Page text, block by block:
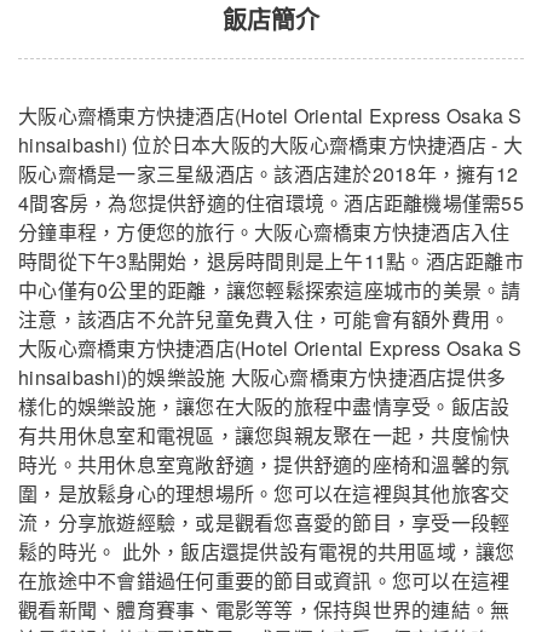
飯店簡介
大阪心齋橋東方快捷酒店(Hotel Oriental Express Osaka S
hinsaibashi) 位於日本大阪的大阪心齋橋東方快捷酒店 - 大
阪心齋橋是一家三星級酒店。該酒店建於2018年，擁有12
4間客房，為您提供舒適的住宿環境。酒店距離機場僅需55
分鐘車程，方便您的旅行。大阪心齋橋東方快捷酒店入住
時間從下午3點開始，退房時間則是上午11點。酒店距離市
中心僅有0公里的距離，讓您輕鬆探索這座城市的美景。請
注意，該酒店不允許兒童免費入住，可能會有額外費用。
大阪心齋橋東方快捷酒店(Hotel Oriental Express Osaka S
hinsaibashi)的娛樂設施 大阪心齋橋東方快捷酒店提供多
樣化的娛樂設施，讓您在大阪的旅程中盡情享受。飯店設
有共用休息室和電視區，讓您與親友聚在一起，共度愉快
時光。共用休息室寬敞舒適，提供舒適的座椅和溫馨的氛
圍，是放鬆身心的理想場所。您可以在這裡與其他旅客交
流，分享旅遊經驗，或是觀看您喜愛的節目，享受一段輕
鬆的時光。 此外，飯店還提供設有電視的共用區域，讓您
在旅途中不會錯過任何重要的節目或資訊。您可以在這裡
觀看新聞、體育賽事、電影等等，保持與世界的連結。無